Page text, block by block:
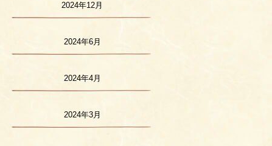
2024年12月
2024年6月
2024年4月
2024年3月